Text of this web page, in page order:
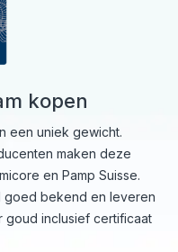
kopen
een uniek gewicht.
maken deze
en Pamp Suisse.
goed bekend en leveren
inclusief certificaat